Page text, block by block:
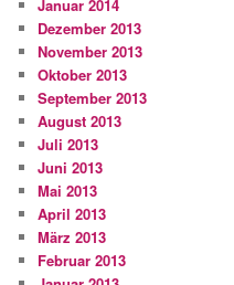
Januar 2014
Dezember 2013
November 2013
Oktober 2013
September 2013
August 2013
Juli 2013
Juni 2013
Mai 2013
April 2013
März 2013
Februar 2013